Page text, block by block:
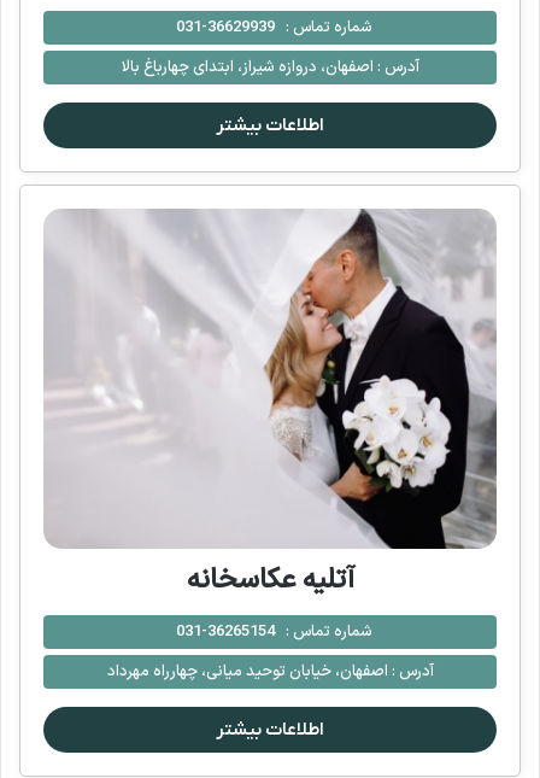
شماره تماس : 36629939-031
آدرس : اصفهان، دروازه شیراز، ابتدای چهارباغ بالا
اطلاعات بیشتر
آتلیه عکاسخانه
شماره تماس : 36265154-031
آدرس : اصفهان، خیابان توحید میانی، چهارراه مهرداد
اطلاعات بیشتر